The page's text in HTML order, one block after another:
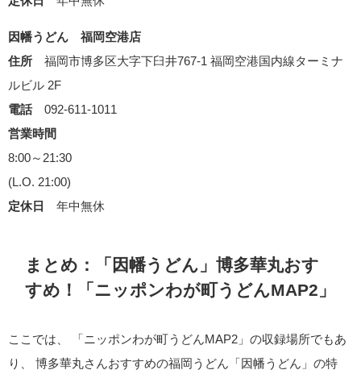
因幡うどん 福岡空港店
住所 福岡市博多区大字下臼井767-1 福岡空港国内線ターミナ
ルビル 2F
電話092-611-1011
営業時間
8:00～21:30
(L.O. 21:00)
定休日
年中無休
まとめ：「因幡うどん」博多華丸おす
すめ！「ニッポンわが町うどんMAP2」
ここでは、 「ニッポンわが町うどんMAP2」の収録場所でもあ
り、 博多華丸さんおすすめの福岡うどん「因幡うどん」の特